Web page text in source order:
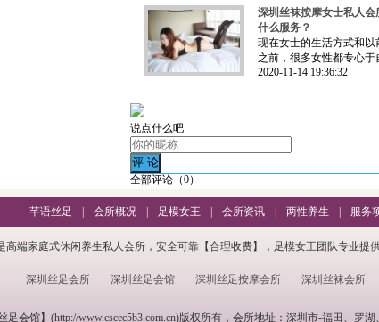
深圳丝袜按摩女士私人会
什么服务？
现在女士的生活方式和以
之前，很多女性都专心于
2020-11-14 19:36:32
说点什么吧
全部评论（0）
芊语丝足 | 会所概况 | 足模女王 | 会所资讯 | 两性养生 | 服务
高端家庭式休闲养生私人会所，安全可靠【合理收费】，足模女王团队专业
深圳丝足会所 深圳丝足会馆 深圳丝足按摩会所 深圳丝袜会所
足会馆】(http://www.cscec5b3.com.cn)版权所有，会所地址：深圳市-福田、罗